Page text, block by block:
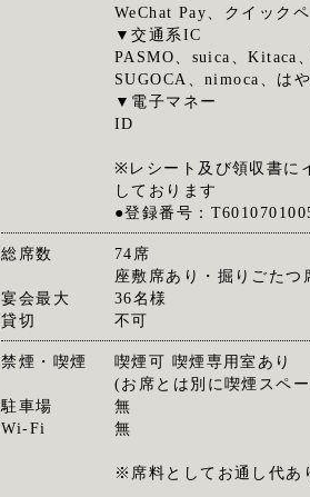
WeChat Pay、クイックペ
▼交通系IC
PASMO、suica、Kitaca
SUGOCA、nimoca、は
▼電子マネー
ID
※レシート及び領収書に
しております
●登録番号：
総席数
74席
座敷席あり・掘りごたつ
宴会最大
36名様
貸切
不可
禁煙・喫煙
喫煙可 喫煙専用室あり
(お席とは別に喫煙スペ
駐車場
無
Wi-Fi
無
※席料としてお通し代あ